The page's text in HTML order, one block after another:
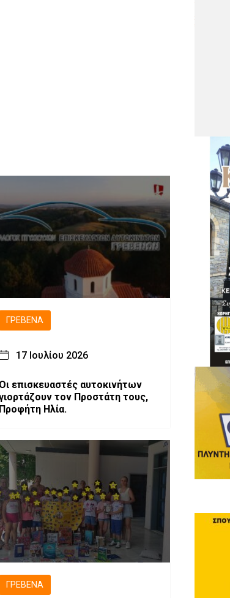
ΓΡΕΒΕΝΆ
17 Ιουλίου 2026
Οι επισκευαστές αυτοκινήτων
τον Προστάτη τους,
Προφήτη Ηλία.
ΓΡΕΒΕΝΆ